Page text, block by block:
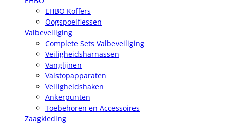
EHBO Koffers
Oogspoelflessen
Valbeveiliging
Complete Sets Valbeveiliging
Veiligheidsharnassen
Vanglijnen
Valstopapparaten
Veiligheidshaken
Ankerpunten
Toebehoren en Accessoires
Zaagkleding